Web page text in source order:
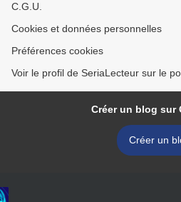
C.G.U.
Cookies et données personnelles
Préférences cookies
Voir le profil de SeriaLecteur sur le
Créer un blog sur
Créer un